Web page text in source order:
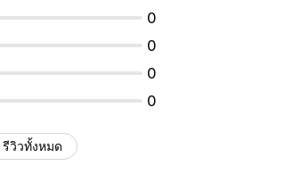
0
0
0
0
รีวิวทั้งหมด